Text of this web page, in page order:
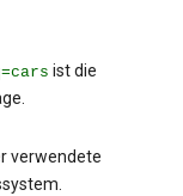
ist die
verwendete